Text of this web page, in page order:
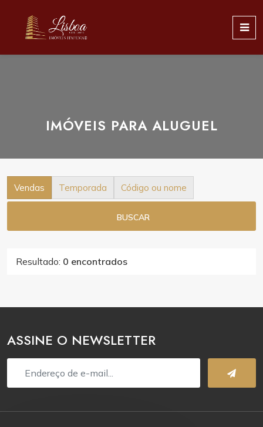
IMÓVEIS PARA ALUGUEL
Vendas Temporada Código ou nome
BUSCAR
Resultado: 0 encontrados
ASSINE O NEWSLETTER